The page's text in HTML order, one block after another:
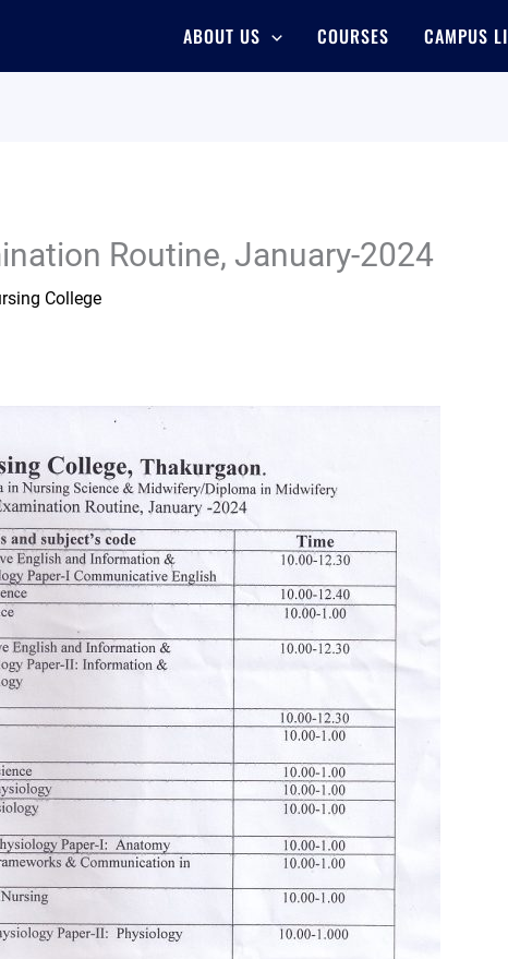
ABOUT US COURSES CAMPUS
Routine, January-2024
College